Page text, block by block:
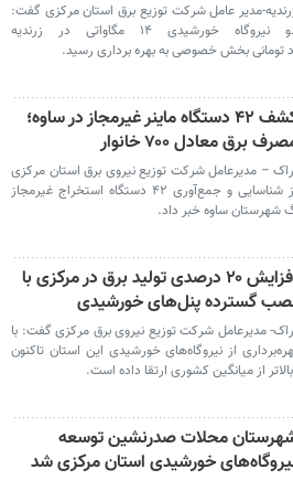
مدیر عامل شرکت توزیع برق استان مرکزی گفت:
دو نیروگاه خورشیدی ۱۴ مگاواتی در زرندیه
کشف ۴۲ دستگاه ماینر غیرمجاز در ساوه؛
برق معادل ۷۰۰ خانوار
– مدیرعامل شرکت توزیع نیروی برق استان مرکزی
از شناسایی و جمع‌آوری ۴۲ دستگاه استخراج غیرمجاز
شهرستان ساوه خبر داد.
افزایش ۲۰ درصدی تولید برق در مرکزی با
گسترده پنل‌های خورشیدی
مدیرعامل شرکت توزیع نیروی برق مرکزی گفت: با
از نیروگاه‌های خورشیدی این استان تاکنون
محلات صدرنشین توسعه
خورشیدی استان مرکزی شد